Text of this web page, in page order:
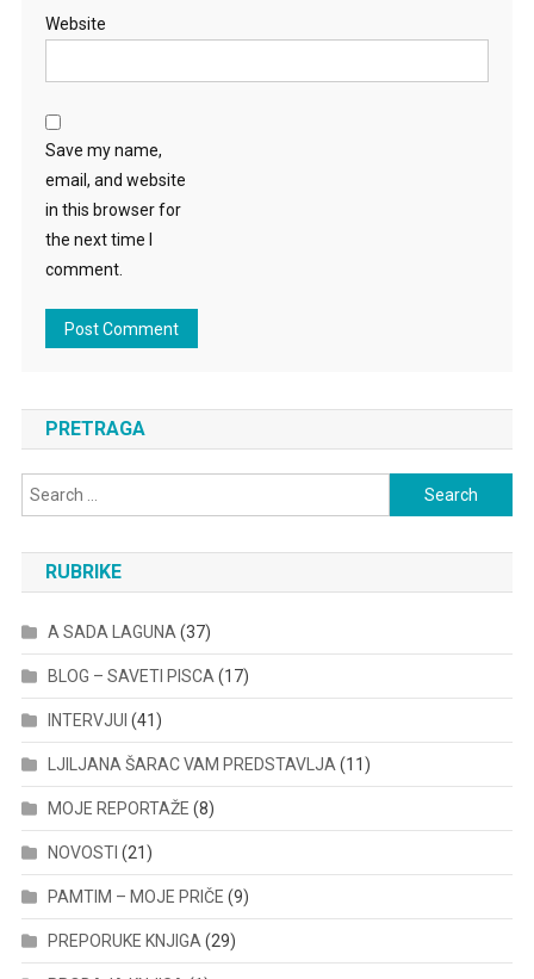
Website
Save my name,
email, and website
in this browser for
the next time I
comment.
PRETRAGA
Search
for:
RUBRIKE
A SADA LAGUNA(37)
BLOG – SAVETI PISCA(17)
INTERVJUI (41)
LJILJANA ŠARAC VAM PREDSTAVLJA(11)
MOJE REPORTAŽE (8)
NOVOSTI (21)
PAMTIM – MOJE PRIČE (9)
PREPORUKE KNJIGA(29)